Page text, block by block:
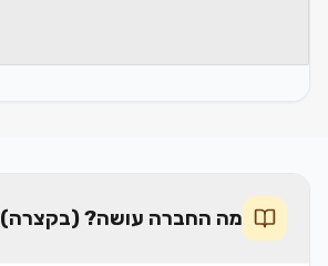
מה החברה עושה? (בקצרה)